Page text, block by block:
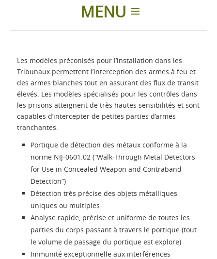
MENU
Applications
Produits
Présentation
Contacts
Login
Langue
Les modèles préconisés pour l’installation dans les
Tribunaux permettent l’interception des armes à feu et
des armes blanches tout en assurant des flux de transit
élevés. Les modèles spécialisés pour les contrôles dans
les prisons atteignent de très hautes sensibilités et sont
capables d’intercepter de petites parties d’armes
tranchantes.
Portique de détection des métaux conforme à la
norme NIJ-0601.02 (“Walk-Through Metal Detectors
for Use in Concealed Weapon and Contraband
Detection”)
Détection très précise des objets métalliques
uniques ou multiples
Analyse rapide, précise et uniforme de toutes les
parties du corps passant à travers le portique (tout
le volume de passage du portique est explore)
Immunité exceptionnelle aux interférences